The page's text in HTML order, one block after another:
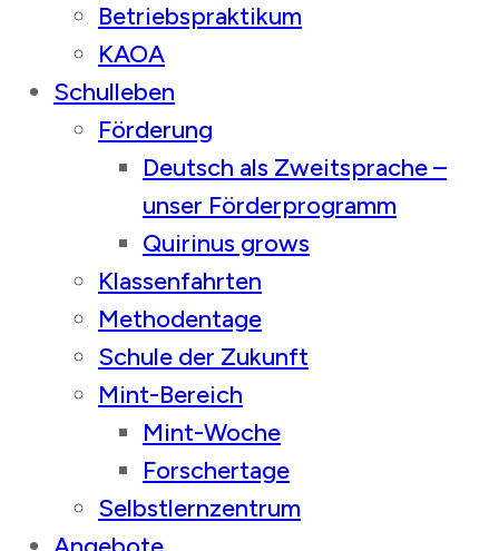
Betriebspraktikum
KAOA
Schulleben
Förderung
Deutsch als Zweitsprache –
unser Förderprogramm
Quirinus grows
Klassenfahrten
Methodentage
Schule der Zukunft
Mint-Bereich
Mint-Woche
Forschertage
Selbstlernzentrum